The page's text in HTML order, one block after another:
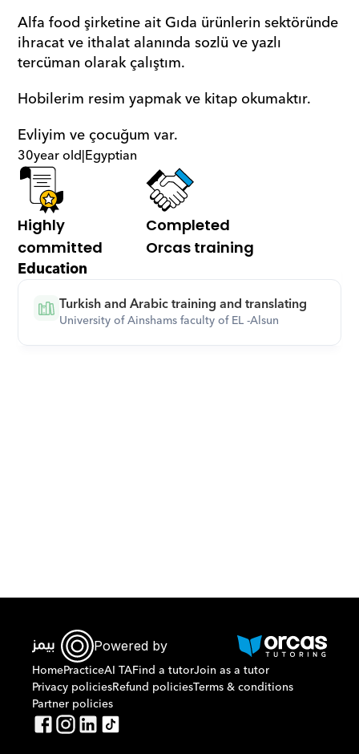
Alfa food şirketine ait Gıda ürünlerin sektöründe
ihracat ve ithalat alanında sozlü ve yazlı
tercüman olarak çalıştım.
Hobilerim resim yapmak ve kitap okumaktır.
Evliyim ve çocuğum var.
30year old|Egyptian
Highly
committed
Completed
Orcas training
Education
Turkish and Arabic training and translating
University of Ainshams faculty of EL -Alsun
Powered by
HomePracticeAI TAFind a tutorJoin as a tutor
Privacy policiesRefund policiesTerms & conditions
Partner policies